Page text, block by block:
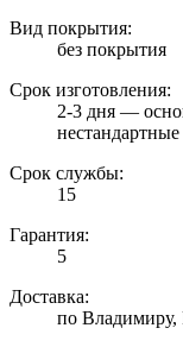
Вид покрытия:
без покрытия
Срок изготовления:
2-3 дня —
Срок службы:
15
Гарантия:
5
Доставка:
по Владимиру,